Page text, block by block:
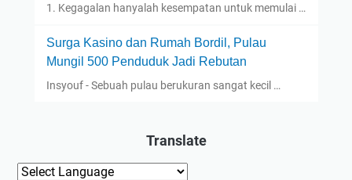
1. Kegagalan hanyalah kesempatan untuk memulai …
Surga Kasino dan Rumah Bordil, Pulau
Mungil 500 Penduduk Jadi Rebutan
Insyouf - Sebuah pulau berukuran sangat kecil …
Translate